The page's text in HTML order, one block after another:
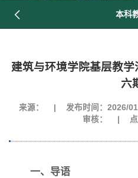
本科
建筑与环境学院基层教
六
来源： 发布时间：2026/
审核：
一、导语